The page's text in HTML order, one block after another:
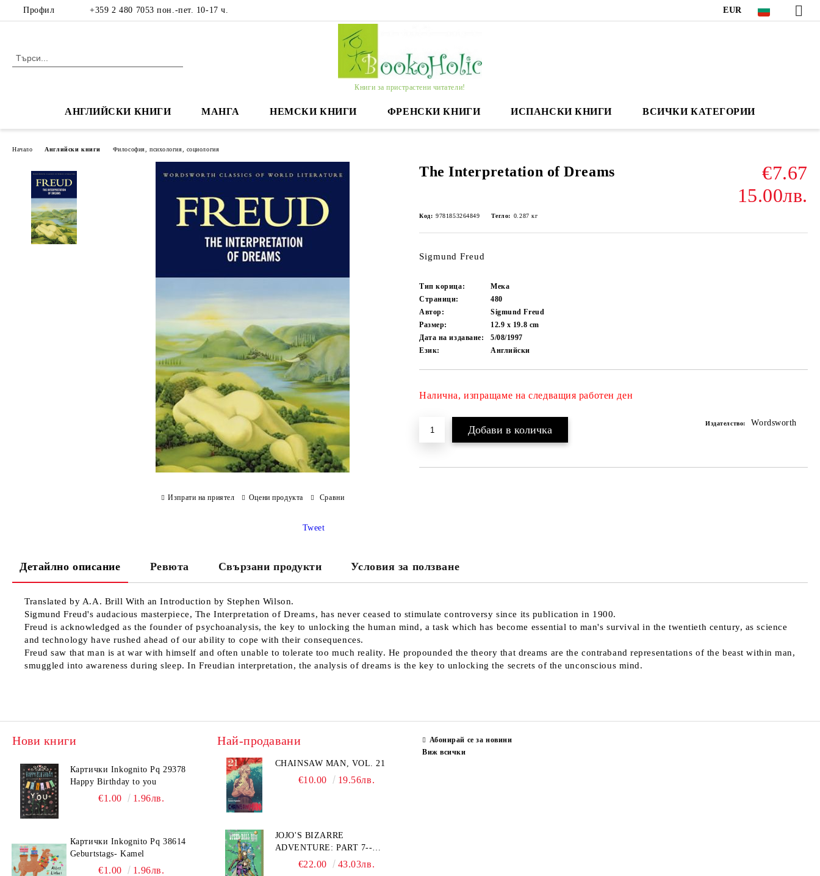
Профил +359 2 480 7053 пон.-пет. 10-17 ч. EUR
Книги за пристрастени читатели!
АНГЛИЙСКИ КНИГИ МАНГА НЕМСКИ КНИГИ ФРЕНСКИ КНИГИ ИСПАНСКИ КНИГИ ВСИЧКИ КАТЕГОРИИ
Начало Английски книги Философия, психология, социология
The Interpretation of Dreams
€7.67
15.00лв.
Код: 9781853264849 Тегло: 0.287 кг
Sigmund Freud
Тип корица:
Мека
Страници:
480
Автор:
Sigmund Freud
Размер:
12.9 x 19.8 cm
Дата на издаване:
5/08/1997
Език:
Английски
Налична, изпращаме на следващия работен ден
Издателство: Wordsworth
Изпрати на приятел Оцени продукта Сравни
Tweet
Детайлно описание Ревюта Свързани продукти Условия за ползване
Translated by A.A. Brill With an Introduction by Stephen Wilson.
Sigmund Freud's audacious masterpiece, The Interpretation of Dreams, has never ceased to stimulate controversy since its publication in 1900.
Freud is acknowledged as the founder of psychoanalysis, the key to unlocking the human mind, a task which has become essential to man's survival in the twentieth century, as science
and technology have rushed ahead of our ability to cope with their consequences.
Freud saw that man is at war with himself and often unable to tolerate too much reality. He propounded the theory that dreams are the contraband representations of the beast within man,
smuggled into awareness during sleep. In Freudian interpretation, the analysis of dreams is the key to unlocking the secrets of the unconscious mind.
Нови книги
Картички Inkognito Pq 29378
Happy Birthday to you
€1.00 1.96лв.
Картички Inkognito Pq 38614
Geburtstags- Kamel
€1.00 1.96лв.
Най-продавани
CHAINSAW MAN, VOL. 21
€10.00 19.56лв.
JOJO'S BIZARRE
ADVENTURE: PART 7--
STEEL BALL RUN, VOL. 7
€22.00 43.03лв.
Абонирай се за новини
Виж всички